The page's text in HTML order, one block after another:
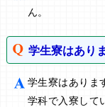
ん。
学生寮はあり
学生寮はありま
学科で入寮して